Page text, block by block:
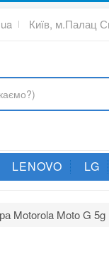
Київ, м.Палац
LENOVO LG
Motorola Moto G 5g